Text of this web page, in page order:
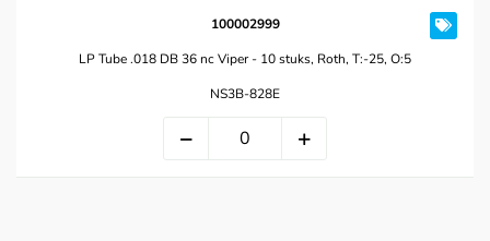
100002999
LP Tube .018 DB 36 nc Viper - 10 stuks, Roth, T:-25, O:5
NS3B-828E